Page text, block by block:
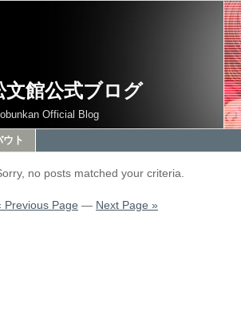
文館公式ブログ
Official Blog
ウト
no posts matched your criteria.
Previous Page — Next Page »